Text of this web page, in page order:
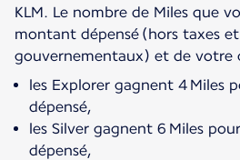
KLM. Le nombre de Miles que
montant dépensé (hors taxes
les Explorer gagnent 4 Miles
dépensé,
les Silver gagnent 6 Miles
dépensé,